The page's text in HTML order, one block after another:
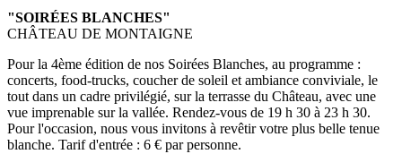
"SOIRÉES BLANCHES"
CHÂTEAU DE MONTAIGNE
Pour la 4ème édition de nos Soirées Blanches, au programme :
concerts, food-trucks, coucher de soleil et ambiance conviviale, le
tout dans un cadre privilégié, sur la terrasse du Château, avec une
vue imprenable sur la vallée. Rendez-vous de 19 h 30 à 23 h 30.
Pour l'occasion, nous vous invitons à revêtir votre plus belle tenue
blanche. Tarif d'entrée : 6 € par personne.